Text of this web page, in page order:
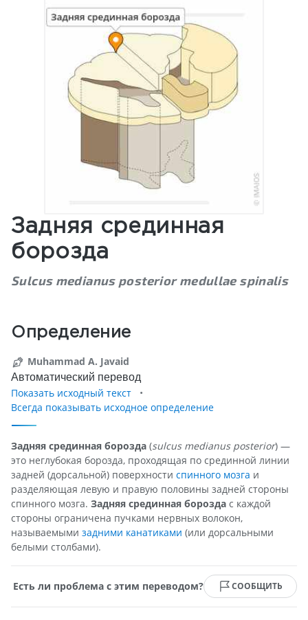
Задняя срединная
борозда
Sulcus medianus posterior medullae spinalis
Определение
Muhammad A. Javaid
Автоматический перевод
Показать исходный текст
Всегда показывать исходное определение
Задняя срединная борозда (sulcus medianus posterior) —
это неглубокая борозда, проходящая по срединной линии
задней (дорсальной) поверхности спинного мозга и
разделяющая левую и правую половины задней стороны
спинного мозга. Задняя срединная борозда с каждой
стороны ограничена пучками нервных волокон,
называемыми задними канатиками (или дорсальными
белыми столбами).
Есть ли проблема с этим переводом? СООБЩИТЬ